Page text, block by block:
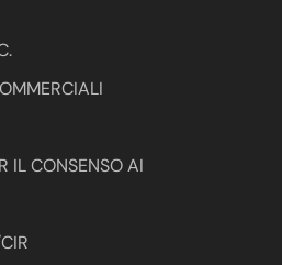
IL CONSENSO AI